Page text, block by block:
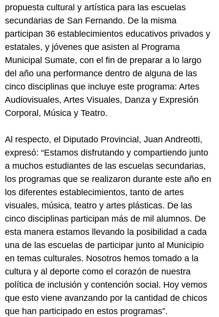
propuesta cultural y artística para las escuelas
secundarias de San Fernando. De la misma
participan 36 establecimientos educativos privados y
estatales, y jóvenes que asisten al Programa
Municipal Sumate, con el fin de preparar a lo largo
del año una performance dentro de alguna de las
cinco disciplinas que incluye este programa: Artes
Audiovisuales, Artes Visuales, Danza y Expresión
Corporal, Música y Teatro.
Al respecto, el Diputado Provincial, Juan Andreotti,
expresó: “Estamos disfrutando y compartiendo junto
a muchos estudiantes de las escuelas secundarias,
los programas que se realizaron durante este año en
los diferentes establecimientos, tanto de artes
visuales, música, teatro y artes plásticas. De las
cinco disciplinas participan más de mil alumnos. De
esta manera estamos llevando la posibilidad a cada
una de las escuelas de participar junto al Municipio
en temas culturales. Nosotros hemos tomado a la
cultura y al deporte como el corazón de nuestra
política de inclusión y contención social. Hoy vemos
que esto viene avanzando por la cantidad de chicos
que han participado en estos programas”.